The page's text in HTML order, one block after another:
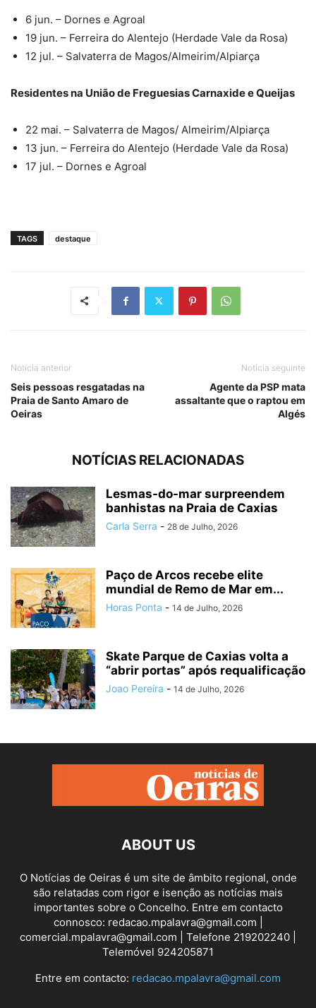
6 jun. – Dornes e Agroal
19 jun. – Ferreira do Alentejo (Herdade Vale da Rosa)
12 jul. – Salvaterra de Magos/Almeirim/Alpiarça
Residentes na União de Freguesias Carnaxide e Queijas
22 mai. – Salvaterra de Magos/ Almeirim/Alpiarça
13 jun. – Ferreira do Alentejo (Herdade Vale da Rosa)
17 jul. – Dornes e Agroal
TAGS destaque
Notícia anterior
Seis pessoas resgatadas na
Praia de Santo Amaro de
Oeiras
Notícia seguinte
Agente da PSP mata
assaltante que o raptou em
Algés
NOTÍCIAS RELACIONADAS
Lesmas-do-mar surpreendem
banhistas na Praia de Caxias
Carla Serra - 28 de Julho, 2026
Paço de Arcos recebe elite
mundial de Remo de Mar em...
Horas Ponta - 14 de Julho, 2026
Skate Parque de Caxias volta a
“abrir portas” após requalificação
Joao Pereira - 14 de Julho, 2026
ABOUT US
O Notícias de Oeiras é um site de âmbito regional, onde
são relatadas com rigor e isenção as notícias mais
importantes sobre o Concelho. Entre em contacto
connosco: redacao.mpalavra@gmail.com |
comercial.mpalavra@gmail.com | Telefone 219202240 |
Telemóvel 924205871
Entre em contacto: redacao.mpalavra@gmail.com